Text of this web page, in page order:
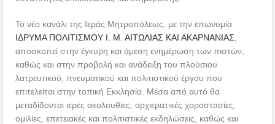
Το νέο κανάλι της Ιεράς Μητροπόλεως, με την επωνυμία
ΙΔΡΥΜΑ ΠΟΛΙΤΙΣΜΟΥ Ι. Μ. ΑΙΤΩΛΙΑΣ ΚΑΙ ΑΚΑΡΝΑΝΙΑΣ
αποσκοπεί στην έγκυρη και άμεση ενημέρωση των πιστών,
καθώς και στην προβολή και ανάδειξη του πλούσιου
λατρευτικού, πνευματικού και πολιτιστικού έργου που
επιτελείται στην τοπική Εκκλησία. Μέσα από αυτό θα
μεταδίδονται ιερές ακολουθίες, αρχιερατικές χοροστασίες,
ομιλίες, επετειακές και πολιτιστικές εκδηλώσεις, καθώς και